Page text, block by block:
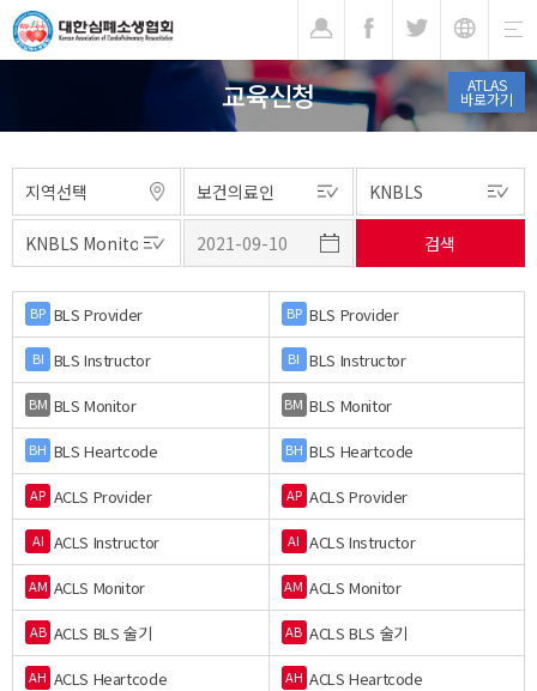
ATLAS
바로가기
교육신청
BP BLS Provider BP BLS Provider
BI BLS Instructor BI BLS Instructor
BM BLS Monitor BM BLS Monitor
BH BLS Heartcode BH BLS Heartcode
AP ACLS Provider AP ACLS Provider
AI ACLS Instructor AI ACLS Instructor
AM ACLS Monitor AM ACLS Monitor
AB ACLS BLS 술기 AB ACLS BLS 술기
AH ACLS Heartcode AH ACLS Heartcode